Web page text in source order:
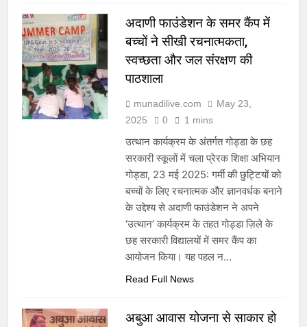
अदाणी फाउंडेशन के समर कैंप में
बच्चों ने सीखी रचनात्मकता,
स्वच्छता और जल संरक्षण की
पाठशाला
munadilive.com
May 23,
2025
0 1 mins
उत्थान कार्यक्रम के अंतर्गत गोड्डा के छह
सरकारी स्कूलों में चला प्रेरक शिक्षा अभियान
गोड्डा, 23 मई 2025: गर्मी की छुट्टियों को
बच्चों के लिए रचनात्मक और ज्ञानवर्धक बनाने
के उद्देश्य से अदाणी फाउंडेशन ने अपने
‘उत्थान’ कार्यक्रम के तहत गोड्डा ज़िले के
छह सरकारी विद्यालयों में समर कैंप का
आयोजन किया। यह पहल न…
Read Full News
अबुआ आवास योजना से साकार हो